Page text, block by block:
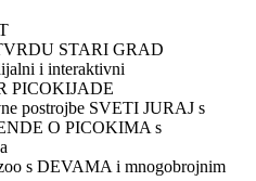
STARI GRAD
i interaktivni
PICOKIJADE
postrojbe SVETI JURAJ s
O PICOKIMA s
s DEVAMA i mnogobrojnim